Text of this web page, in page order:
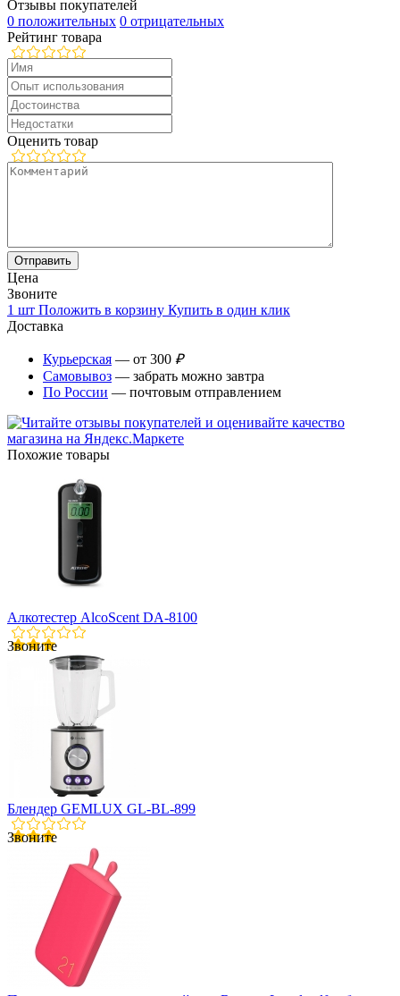
Отзывы покупателей
0 положительных 0 отрицательных
Рейтинг товара
Оценить товар
Цена
Звоните
1 шт Положить в корзину Купить в один клик
Доставка
Курьерская — от 300 ₽
Самовывоз — забрать можно завтра
По России — почтовым отправлением
Похожие товары
Алкотестер AlcoScent DA-8100
Звоните
Блендер GEMLUX GL-BL-899
Звоните